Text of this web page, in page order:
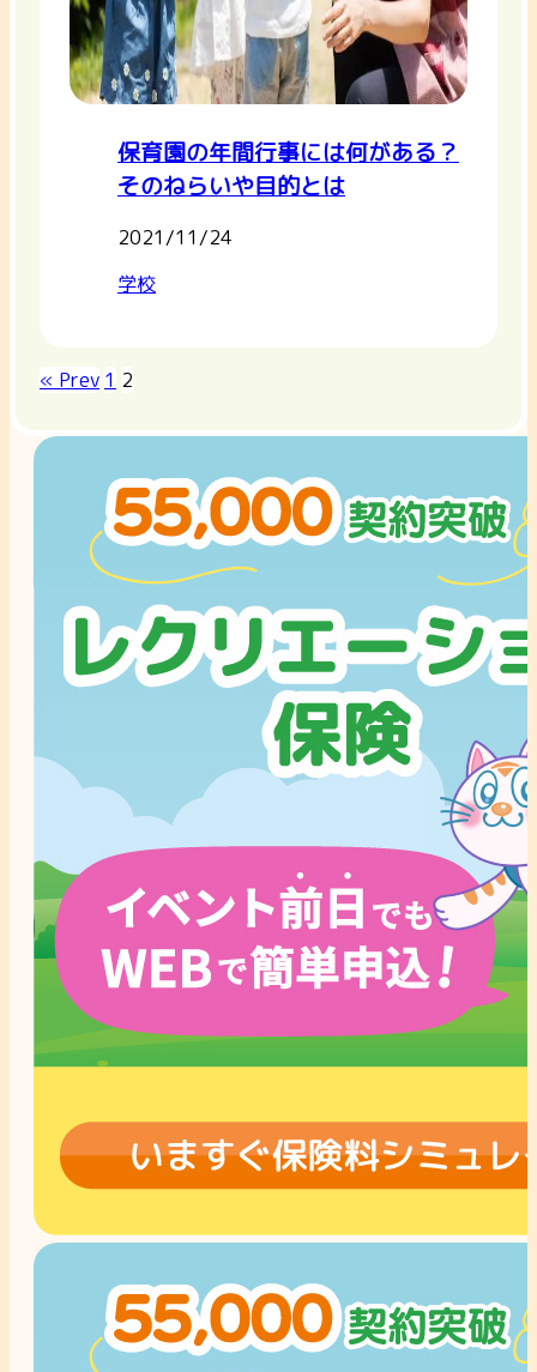
保育園の年間行事には何がある？
そのねらいや目的とは
2021/11/24
学校
« Prev 1 2